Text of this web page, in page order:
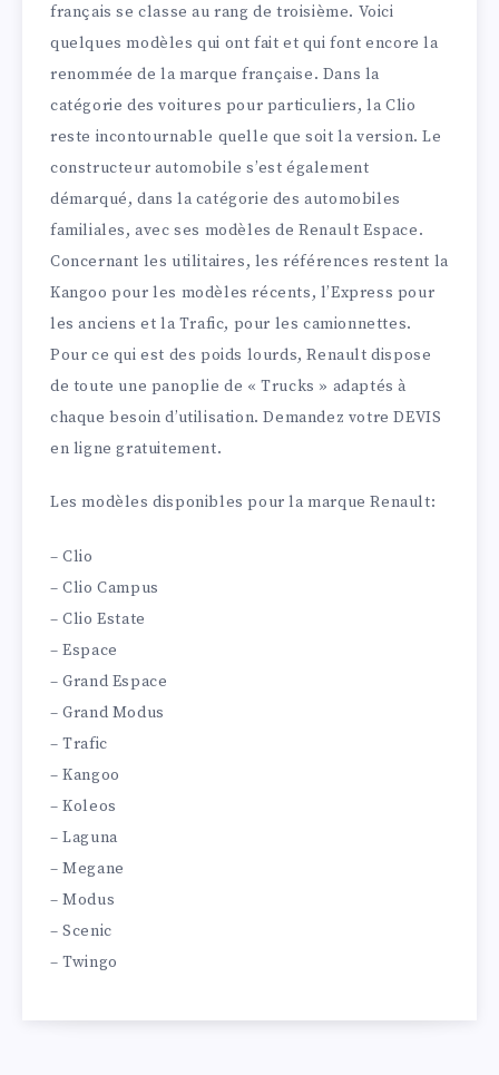
français se classe au rang de troisième. Voici
quelques modèles qui ont fait et qui font encore la
renommée de la marque française. Dans la
catégorie des voitures pour particuliers, la Clio
reste incontournable quelle que soit la version. Le
constructeur automobile s’est également
démarqué, dans la catégorie des automobiles
familiales, avec ses modèles de Renault Espace.
Concernant les utilitaires, les références restent la
Kangoo pour les modèles récents, l’Express pour
les anciens et la Trafic, pour les camionnettes.
Pour ce qui est des poids lourds, Renault dispose
de toute une panoplie de « Trucks » adaptés à
chaque besoin d’utilisation. Demandez votre DEVIS
en ligne gratuitement.
Les modèles disponibles pour la marque Renault:
– Clio
– Clio Campus
– Clio Estate
– Espace
– Grand Espace
– Grand Modus
– Trafic
– Kangoo
– Koleos
– Laguna
– Megane
– Modus
– Scenic
– Twingo